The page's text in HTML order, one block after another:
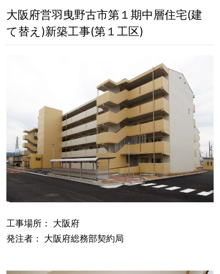
大阪府営羽曳野古市第１期中層住宅(建
て替え)新築工事(第１工区)
工事場所： 大阪府
発注者： 大阪府総務部契約局